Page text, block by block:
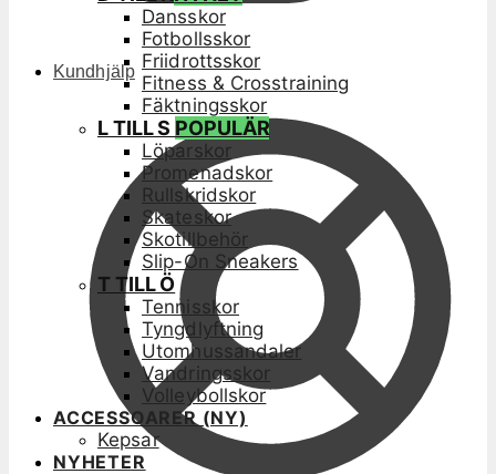
Kundhjälp
Dansskor
Fotbollsskor
Friidrottsskor
Fitness & Crosstraining
Fäktningsskor
L TILL S POPULÄR
Löparskor
Promenadskor
Rullskridskor
Skateskor
Skotillbehör
Slip-On Sneakers
T TILL Ö
Tennisskor
Tyngdlyftning
Utomhussandaler
Vandringsskor
Volleybollskor
ACCESSOARER (NY)
Kepsar
NYHETER